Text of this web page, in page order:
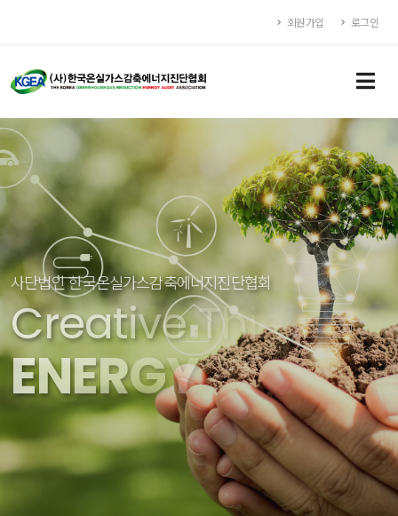
회원가입 로그인
사단법인 한국온실가스감축에너지진단협회
CreativeThinks
ENERGY